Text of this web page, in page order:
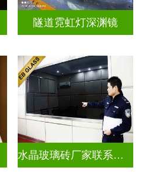
隧道霓虹灯深渊镜
水晶玻璃砖厂家联系方式